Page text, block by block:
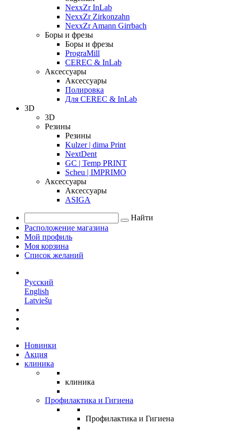
NexxZr InLab
NexxZr Zirkonzahn
NexxZr Amann Girrbach
Боры и фрезы
Боры и фрезы
PrograMill
CEREC & InLab
Аксессуары
Аксессуары
Полировка
Для CEREC & InLab
3D
3D
Резины
Резины
Kulzer | dima Print
NextDent
GC | Temp PRINT
Scheu | IMPRIMO
Аксессуары
Аксессуары
ASIGA
Найти
Расположение магазина
Мой профиль
Моя корзина
Список желаний
Русский
English
Latviešu
Новинки
Акция
клиника
клиника
Профилактика и Гигиена
Профилактика и Гигиена